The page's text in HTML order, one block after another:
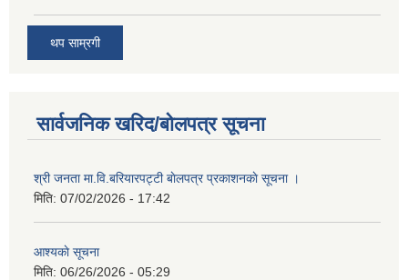
थप साम्रगी
सार्वजनिक खरिद/बोलपत्र सूचना
श्री जनता मा.वि.बरियारपट्टी बाेलपत्र प्रकाशनकाे सूचना ।
मिति: 07/02/2026 - 17:42
आश्यकाे सूचना
मिति: 06/26/2026 - 05:29